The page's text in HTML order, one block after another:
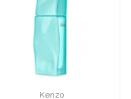
Kenzo